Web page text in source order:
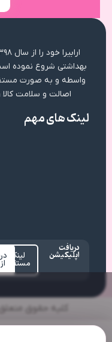
لینک های مهم
بهداشتی شروع نموده
واسطه و به صورت
اصالت و سلامت کالا
دریافت
اپلیکیشن لینک
مستقیم
کلیه حقوق